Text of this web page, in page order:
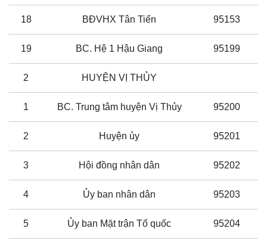
18 BĐVHX Tân Tiến 95153
19 BC. Hệ 1 Hậu Giang 95199
2 HUYỆN VỊ THỦY
1 BC. Trung tâm huyện Vị Thủy 95200
2 Huyện ủy 95201
3 Hội đồng nhân dân 95202
4 Ủy ban nhân dân 95203
5 Ủy ban Mặt trận Tổ quốc 95204